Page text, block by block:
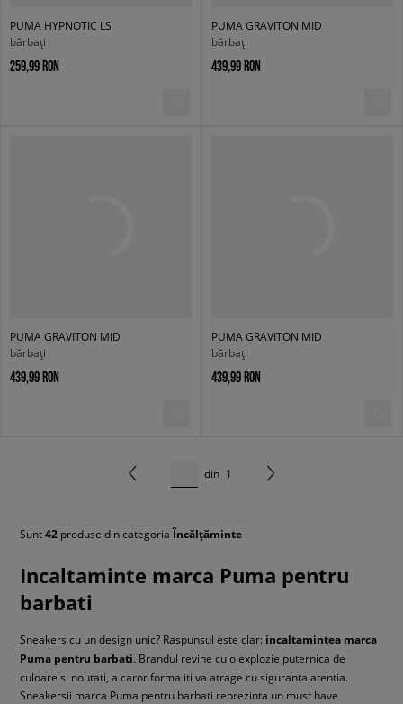
PUMA HYPNOTIC LS
bărbați
259,99 RON
PUMA GRAVITON MID
bărbați
439,99 RON
PUMA GRAVITON MID
bărbați
439,99 RON
PUMA GRAVITON MID
bărbați
439,99 RON
din 1
Sunt42 produse din categoriaÎncălțăminte
Incaltaminte marca Puma pentru
barbati
Sneakers cu un design unic? Raspunsul este clar: incaltamintea marca
Puma pentru barbati. Brandul revine cu o explozie puternica de
culoare si noutati, a caror forma iti va atrage cu siguranta atentia.
Sneakersii marca Puma pentru barbati reprezinta un must have